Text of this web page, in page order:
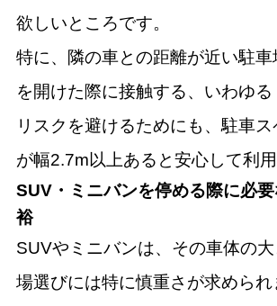
欲しいところです。
特に、隣の車との距離が近い駐
を開けた際に接触する、いわゆ
リスクを避けるためにも、駐車ス
が幅2.7m以上あると安心して利用
SUV・ミニバンを停める際に必
裕
SUVやミニバンは、その車体の
場選びには特に慎重さが求められ